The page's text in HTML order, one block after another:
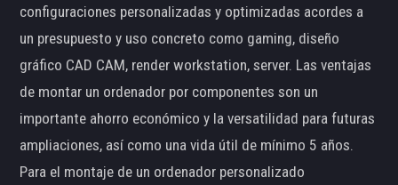
configuraciones personalizadas y optimizadas acordes a
un presupuesto y uso concreto como gaming, diseño
gráfico CAD CAM, render workstation, server. Las ventajas
de montar un ordenador por componentes son un
importante ahorro económico y la versatilidad para futuras
ampliaciones, así como una vida útil de mínimo 5 años.
Para el montaje de un ordenador personalizado